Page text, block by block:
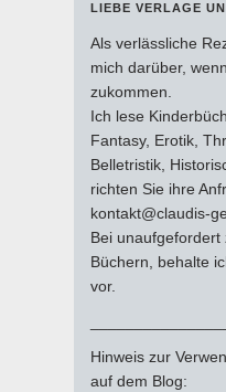
LIEBE VERLAGE
Als verlässliche
mich darüber,
zukommen.
Ich lese
Fantasy, Erotik,
Belletristik,
richten Sie ihre
kontakt@claudis-
Bei unaufgefordert
Büchern, behalte
vor.
Hinweis zur
auf dem Blog: